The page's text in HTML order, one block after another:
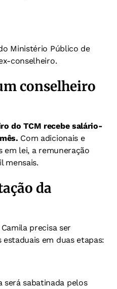
Ministério Público de
conselheiro.
conselheiro
do TCM recebe salário-
Com adicionais e
em lei, a remuneração
mensais.
da
precisa ser
em duas etapas:
será sabatinada pelos